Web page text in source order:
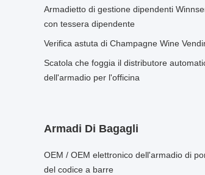
Armadietto di gestione dipendenti
con tessera dipendente
Verifica astuta di Champagne Wine
Scatola che foggia il distributore
dell'armadio per l'officina
Armadi Di Bagagli
OEM / OEM elettronico dell'armadio di
del codice a barre